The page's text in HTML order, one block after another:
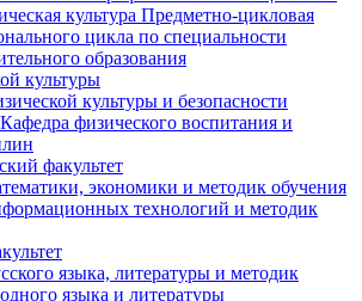
культура Предметно-цикловая
цикла по специальности
образования
культуры
культуры и безопасности
Кафедра физического воспитания и
факультет
экономики и методик обучения
технологий и методик
языка, литературы и методик
языка и литературы